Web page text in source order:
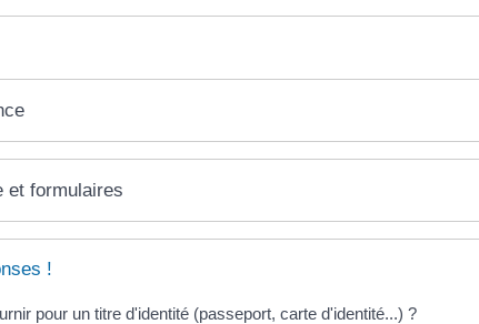
et formulaires
!
pour un titre d'identité (passeport, carte d'identité...) ?